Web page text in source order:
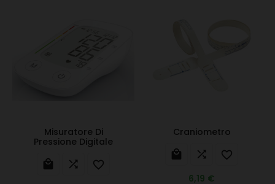
Misuratore Di
Pressione Digitale
  
Craniometro
  
6,19 €